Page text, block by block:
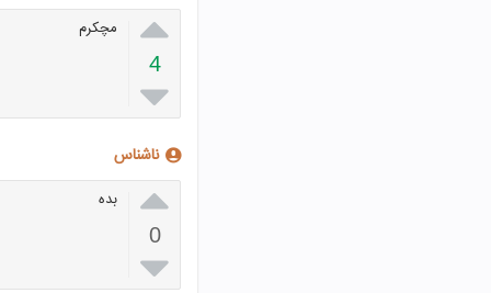

4

مچکرم
ناشناس

0

بده